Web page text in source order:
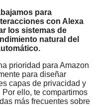
para
con Alexa
los sistemas de
natural del
prioridad para Amazon
para diseñar
capas de privacidad y
ello, te compartimos
más frecuentes sobre